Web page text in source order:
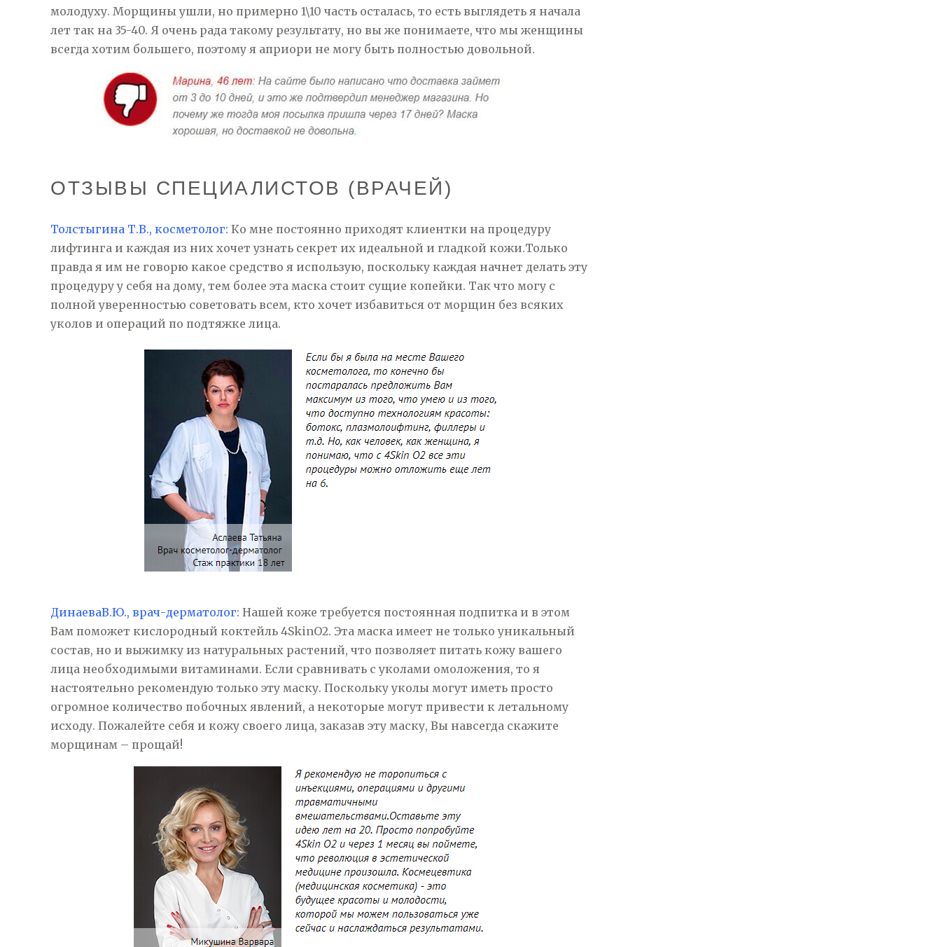
молодуху. Морщины ушли, но примерно 1\10 часть осталась, то есть выглядеть я начала
лет так на 35-40. Я очень рада такому результату, но вы же понимаете, что мы женщины
всегда хотим большего, поэтому я априори не могу быть полностью довольной.
ОТЗЫВЫ СПЕЦИАЛИСТОВ (ВРАЧЕЙ)
Толстыгина Т.В., косметолог: Ко мне постоянно приходят клиентки на процедуру
лифтинга и каждая из них хочет узнать секрет их идеальной и гладкой кожи.Только
правда я им не говорю какое средство я использую, поскольку каждая начнет делать эту
процедуру у себя на дому, тем более эта маска стоит сущие копейки. Так что могу с
полной уверенностью советовать всем, кто хочет избавиться от морщин без всяких
уколов и операций по подтяжке лица.
ДинаеваВ.Ю., врач-дерматолог: Нашей коже требуется постоянная подпитка и в этом
Вам поможет кислородный коктейль 4SkinO2. Эта маска имеет не только уникальный
состав, но и выжимку из натуральных растений, что позволяет питать кожу вашего
лица необходимыми витаминами. Если сравнивать с уколами омоложения, то я
настоятельно рекомендую только эту маску. Поскольку уколы могут иметь просто
огромное количество побочных явлений, а некоторые могут привести к летальному
исходу. Пожалейте себя и кожу своего лица, заказав эту маску, Вы навсегда скажите
морщинам – прощай!